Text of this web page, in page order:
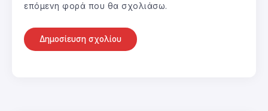
επόμενη φορά που θα σχολιάσω.